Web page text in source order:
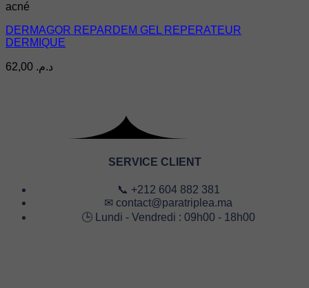
acné
DERMAGOR REPARDEM GEL REPERATEUR
DERMIQUE
د.م.
SERVICE CLIENT
📞 +212 604 882 381
✉ contact@paratriplea.ma
🕒 Lundi - Vendredi : 09h00 - 18h00